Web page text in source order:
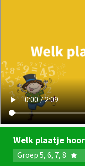
Welk plaatje
Groep 5, 6, 7, 8